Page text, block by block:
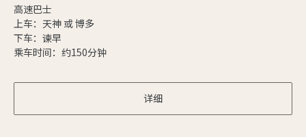
高速巴士
上车：天神 或 博多
下车：谏早
乘车时间：约150分钟
详细